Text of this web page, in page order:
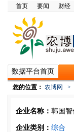
首页 要闻 财经
数据平台首页
您的位置： 农博网 >
企业名称： 韩国智
企业类别： 综合